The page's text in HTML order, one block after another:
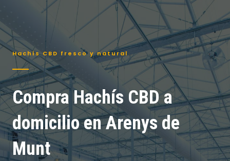
Hachís CBD fresco y natural
Compra Hachís CBD a
domicilio en Arenys de
Munt